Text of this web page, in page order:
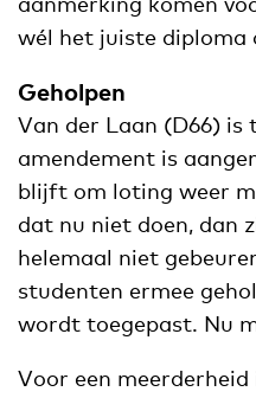
wél het juiste diploma
Geholpen
Van der Laan (D66)
amendement is
blijft om loting weer
dat nu niet doen, dan
helemaal niet
studenten ermee
wordt toegepast. Nu
Voor een